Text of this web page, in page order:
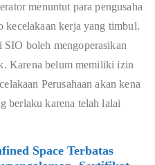
menuntut para pengusaha
kecelakaan kerja yang timbul.
boleh mengoperasikan
Karena belum memiliki izin
Perusahaan akan kena
berlaku karena telah lalai
Space Terbatas